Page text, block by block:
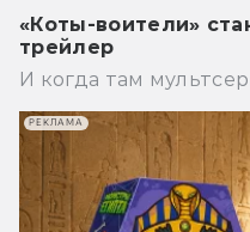
«Коты-воители»
трейлер
И когда там
РЕКЛАМА